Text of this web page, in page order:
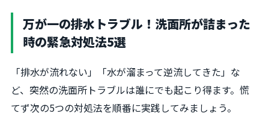
万が一の排水トラブル！洗面所が詰まった
時の緊急対処法5選
「排水が流れない」「水が溜まって逆流してきた」な
ど、突然の洗面所トラブルは誰にでも起こり得ます。慌
てず次の5つの対処法を順番に実践してみましょう。